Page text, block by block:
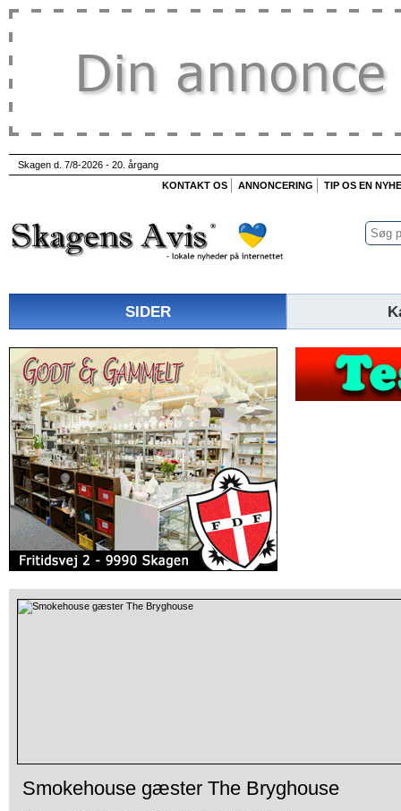
Skagen d. 7/8-2026 - 20. årgang
KONTAKT OS
ANNONCERING TIP OS EN
SIDER
Smokehouse gæster The Bryghouse